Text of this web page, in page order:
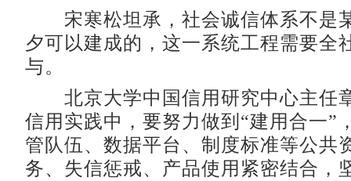
宋寒松坦承，社会诚信体系不是
夕可以建成的，这一系统工程需要全
与。
北京大学中国信用研究中心主任
信用实践中，要努力做到“建用合一”
管队伍、数据平台、制度标准等公共
务、失信惩戒、产品使用紧密结合，